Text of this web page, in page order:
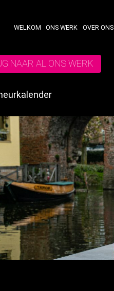
WELKOM ONS WERK OVER ONS
NAAR AL ONS WERK